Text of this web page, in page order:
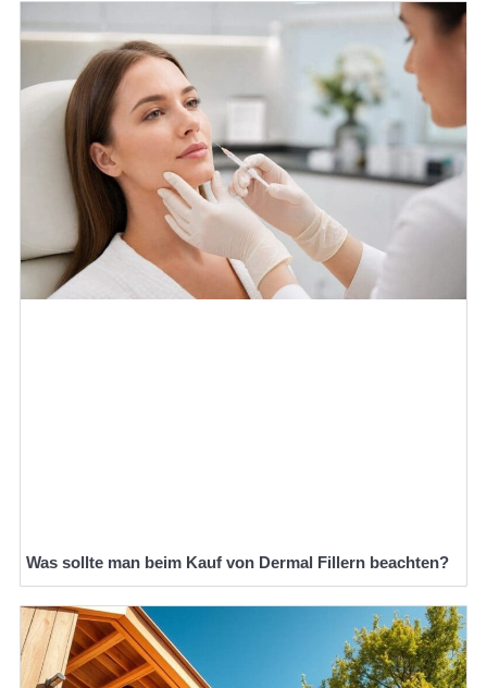
Was sollte man beim Kauf von Dermal Fillern beachten?